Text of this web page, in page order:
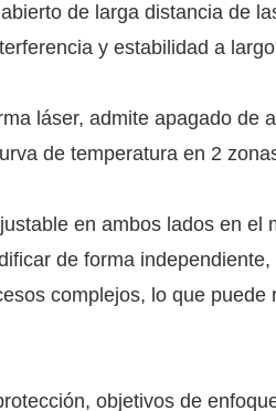
de larga distancia de
y estabilidad a
láser, admite apagado de
de temperatura en 2
en ambos lados en
de forma
complejos, lo que
objetivos de